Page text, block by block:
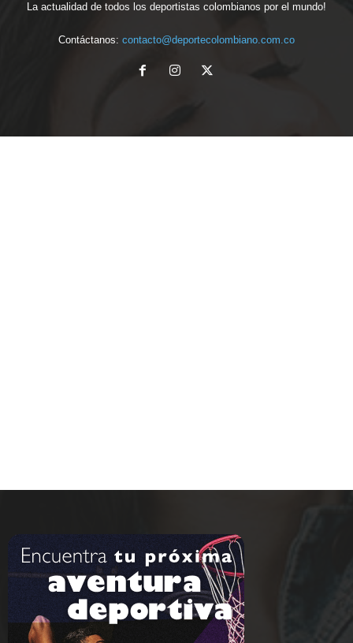
La actualidad de todos los deportistas colombianos por el mundo!
Contáctanos: contacto@deportecolombiano.com.co